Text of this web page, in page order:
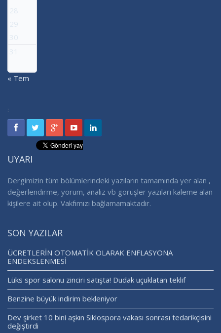
28
29
30
31
« Tem
:
UYARI
Dergimizin tüm bölümlerindeki yazıların tamamında yer alan ,
değerlendirme, yorum, analiz vb görüşler yazıları kaleme alan
kişilere ait olup. Vakfımızı bağlamamaktadır.
SON YAZILAR
ÜCRETLERİN OTOMATİK OLARAK ENFLASYONA
ENDEKSLENMESİ
Lüks spor salonu zinciri satışta! Dudak uçuklatan teklif
Benzine büyük indirim bekleniyor
Dev şirket 10 bini aşkın Siklospora vakası sonrası tedarikçisini
değiştirdi